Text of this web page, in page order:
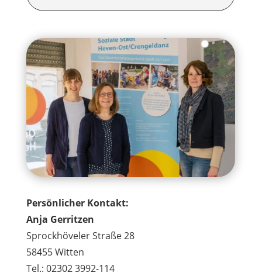
Persönlicher Kontakt:
Anja Gerritzen
Sprockhöveler Straße 28
58455 Witten
Tel.: 02302 3992-114